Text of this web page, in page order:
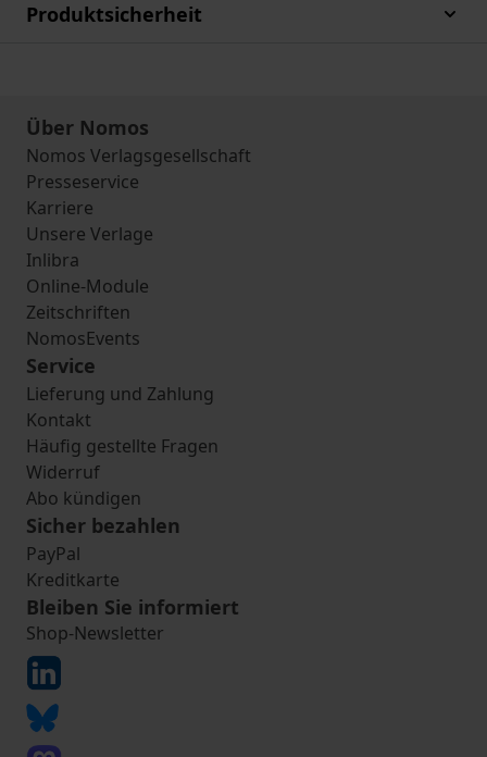
Produktsicherheit
Über Nomos
Nomos Verlagsgesellschaft
Presseservice
Karriere
Unsere Verlage
Inlibra
Online-Module
Zeitschriften
NomosEvents
Service
Lieferung und Zahlung
Kontakt
Häufig gestellte Fragen
Widerruf
Abo kündigen
Sicher bezahlen
PayPal
Kreditkarte
Bleiben Sie informiert
Shop-Newsletter